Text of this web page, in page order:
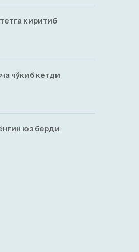
киритиб
чўкиб кетди
юз берди